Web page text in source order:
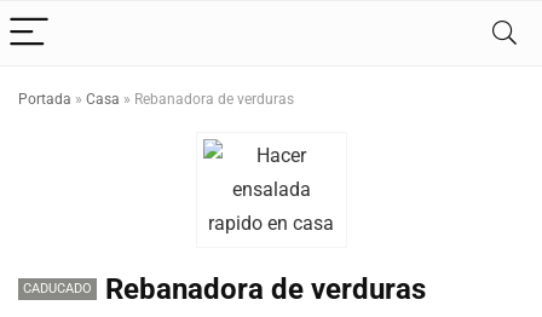
Portada » Casa » Rebanadora de verduras
CADUCADO Rebanadora de verduras